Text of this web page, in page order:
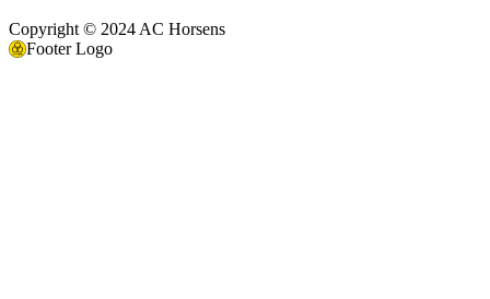
Copyright © 2024 AC Horsens
Footer Logo